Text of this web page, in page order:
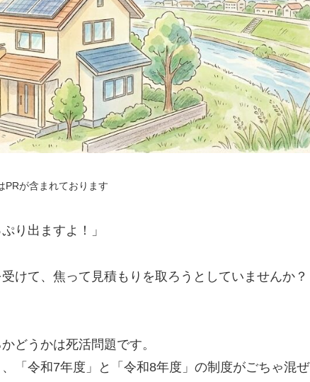
PRが含まれております
り出ますよ！」
けて、焦って見積もりを取ろうとしていませんか？
どうかは死活問題です。
「令和7年度」と「令和8年度」の制度がごちゃ混ぜ